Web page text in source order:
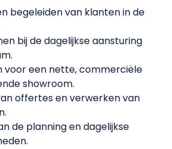
begeleiden van klanten in de
bij de dagelijkse aansturing
voor een nette, commerciële
showroom.
offertes en verwerken van
de planning en dagelijkse